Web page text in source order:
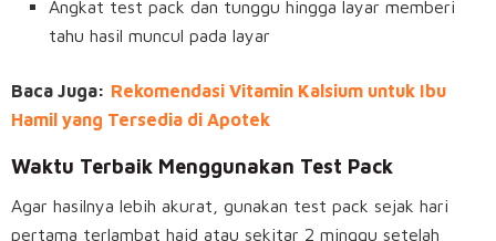
Angkat test pack dan tunggu hingga layar memberi
tahu hasil muncul pada layar
Baca Juga: Rekomendasi Vitamin Kalsium untuk Ibu
Hamil yang Tersedia di Apotek
Waktu Terbaik Menggunakan Test Pack
Agar hasilnya lebih akurat, gunakan test pack sejak hari
pertama terlambat haid atau sekitar 2 minggu setelah